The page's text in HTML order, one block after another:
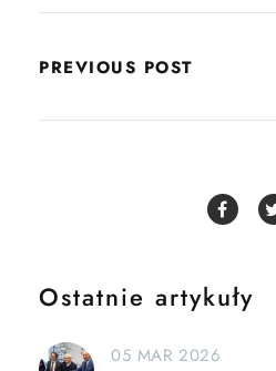
PREVIOUS POST
Ostatnie artykuły
05 MAR 2026